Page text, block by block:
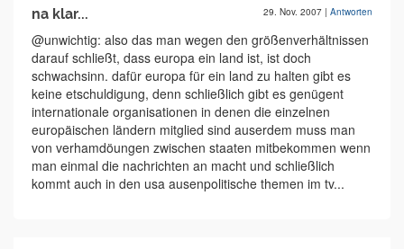
na klar... 29. Nov. 2007 | Antworten
@unwichtig: also das man wegen den größenverhältnissen
darauf schließt, dass europa ein land ist, ist doch
schwachsinn. dafür europa für ein land zu halten gibt es
keine etschuldigung, denn schließlich gibt es genügent
internationale organisationen in denen die einzelnen
europäischen ländern mitglied sind auserdem muss man
von verhamdöungen zwischen staaten mitbekommen wenn
man einmal die nachrichten an macht und schließlich
kommt auch in den usa ausenpolitische themen im tv...